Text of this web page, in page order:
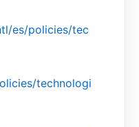
es/policies/tec
technologi